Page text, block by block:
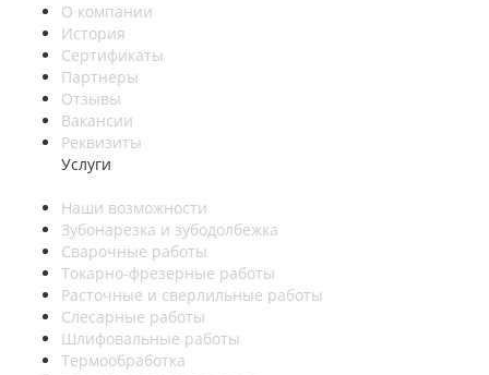
О компании
История
Сертификаты
Партнеры
Отзывы
Вакансии
Реквизиты
Услуги
Наши возможности
Зубонарезка и зубодолбежка
Сварочные работы
Токарно-фрезерные работы
Расточные и сверлильные работы
Слесарные работы
Шлифовальные работы
Термообработка